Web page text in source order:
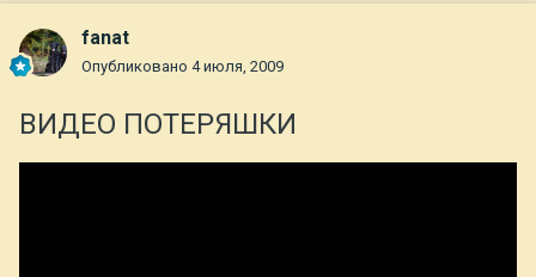
fanat
Опубликовано 4 июля, 2009
ВИДЕО ПОТЕРЯШКИ